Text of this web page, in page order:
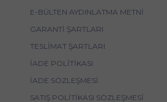
E-BÜLTEN AYDINLATMA METNI
GARANTI ŞARTLARI
TESLIMAT ŞARTLARI
İADE POLITIKASI
İADE SÖZLEŞMESI
SATIŞ POLITIKASI SÖZLEŞMESI